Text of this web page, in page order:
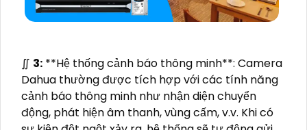
∬ 3: **Hệ thống cảnh báo thông minh**: Camera
Dahua thường được tích hợp với các tính năng
cảnh báo thông minh như nhận diện chuyển
động, phát hiện âm thanh, vùng cấm, v.v. Khi có